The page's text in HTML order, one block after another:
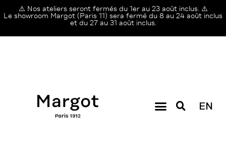
⚠️ Nos ateliers seront fermés du 1er au 23 août inclus. ⚠️
Le showroom Margot (Paris 11) sera fermé du 8 au 24 août inclus
et du 27 au 31 août inclus.
EN